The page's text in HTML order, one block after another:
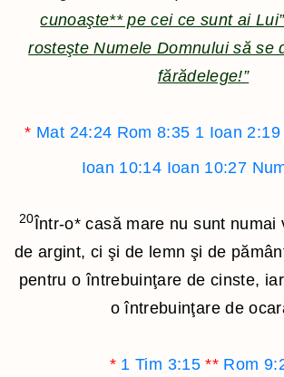
cunoaşte**pe cei ce sunt ai
rosteşte Numele Domnului să se
fărădelege!”
* Mat 24:24 Rom 8:35 1 Ioan 2:19
Ioan 10:14 Ioan 10:27
20Într-o* casă mare nu sunt numai
de argint, ci şi de lemn şi de
pentru o întrebuinţare de cinste,
o întrebuinţare de
* 1 Tim 3:15 ** Rom